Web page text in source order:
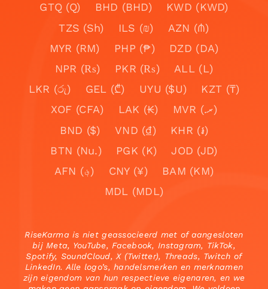
GTQ (Q)
BHD (BHD)
KWD (KWD)
TZS (Sh)
ILS (₪)
AZN (₼)
MYR (RM)
PHP (₱)
DZD (DA)
NPR (₨)
PKR (₨)
ALL (L)
LKR (රු)
GEL (₾) UYU ($U)
KZT (₸)
XOF (CFA)
LAK (₭)
MVR (.ރ)
BND ($)
VND (₫)
KHR (៛)
BTN (Nu.)
PGK (K)
JOD (JD)
AFN (؋)
CNY (¥)
BAM (KM)
MDL (MDL)
RiseKarma is niet geassocieerd met of aangesloten
bij Meta, YouTube, Facebook, Instagram, TikTok,
Spotify, SoundCloud, X (Twitter), Threads, Twitch of
LinkedIn. Alle logo’s, handelsmerken en merknamen
zijn eigendom van hun respectieve eigenaren, en we